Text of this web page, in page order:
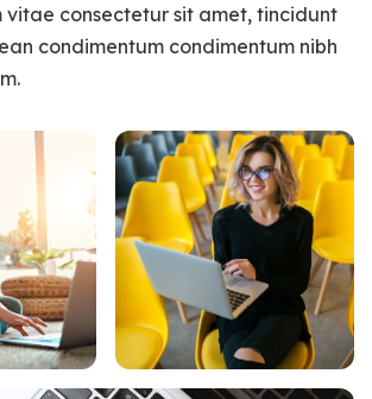
vitae consectetur sit amet, tincidunt
condimentum condimentum nibh